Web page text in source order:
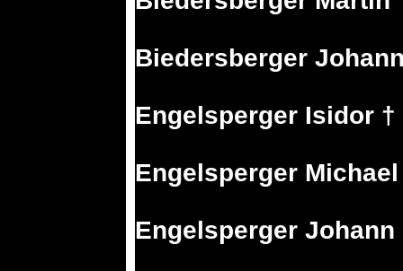
Biedersberger
Engelsperger Isidor
Engelsperger
Engelsperger Johann